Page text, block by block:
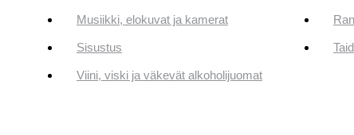
Musiikki, elokuvat ja kamerat
Sisustus
Viini, viski ja väkevät alkoholijuomat